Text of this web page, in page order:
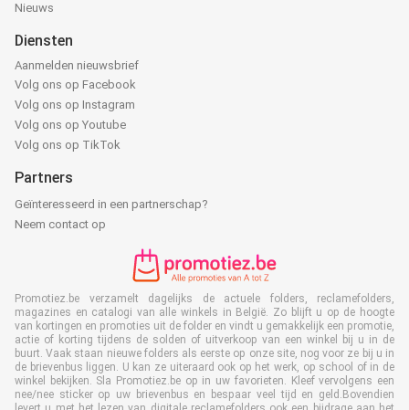
Nieuws
Diensten
Aanmelden nieuwsbrief
Volg ons op Facebook
Volg ons op Instagram
Volg ons op Youtube
Volg ons op TikTok
Partners
Geïnteresseerd in een partnerschap?
Neem contact op
Promotiez.be verzamelt dagelijks de actuele folders, reclamefolders,
magazines en catalogi van alle winkels in België. Zo blijft u op de hoogte
van kortingen en promoties uit de folder en vindt u gemakkelijk een promotie,
actie of korting tijdens de solden of uitverkoop van een winkel bij u in de
buurt. Vaak staan nieuwe folders als eerste op onze site, nog voor ze bij u in
de brievenbus liggen. U kan ze uiteraard ook op het werk, op school of in de
winkel bekijken. Sla Promotiez.be op in uw favorieten. Kleef vervolgens een
nee/nee sticker op uw brievenbus en bespaar veel tijd en geld.Bovendien